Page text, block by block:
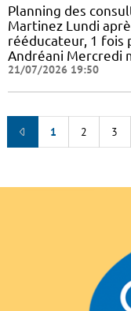
Planning des
Martinez Lundi
rééducateur, 1 fois
Andréani Mercredi
21/07/2026 19:50
1 2 3